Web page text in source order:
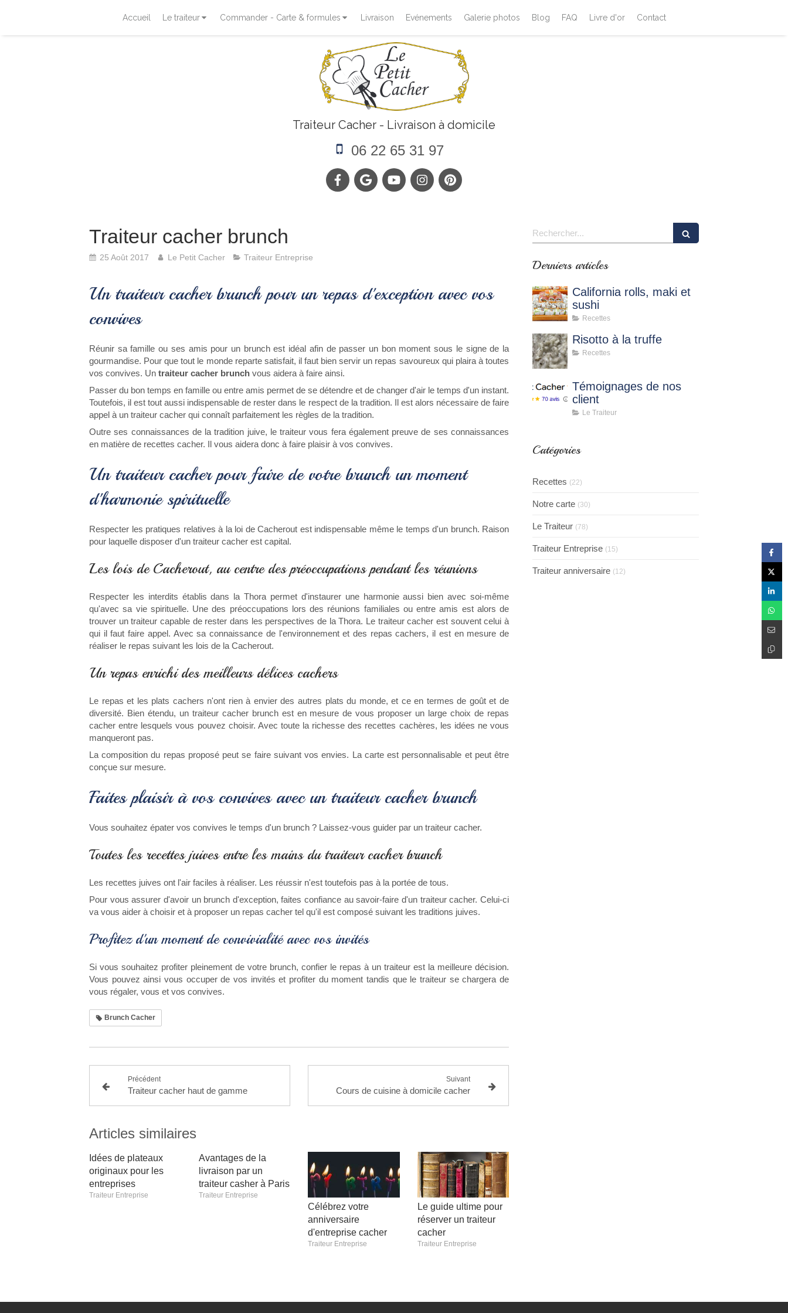
Accueil Le traiteur Commander - Carte & formules Livraison Evénements Galerie photos Blog FAQ Livre d'or Contact
Traiteur Cacher - Livraison à domicile
06 22 65 31 97
Traiteur cacher brunch
25 Août 2017 Le Petit Cacher Traiteur Entreprise
Un traiteur cacher brunch pour un repas d'exception avec vos
convives
Réunir sa famille ou ses amis pour un brunch est idéal afin de passer un bon moment sous le signe de la
gourmandise. Pour que tout le monde reparte satisfait, il faut bien servir un repas savoureux qui plaira à toutes
vos convives. Un traiteur cacher brunch vous aidera à faire ainsi.
Passer du bon temps en famille ou entre amis permet de se détendre et de changer d'air le temps d'un instant.
Toutefois, il est tout aussi indispensable de rester dans le respect de la tradition. Il est alors nécessaire de faire
appel à un traiteur cacher qui connaît parfaitement les règles de la tradition.
Outre ses connaissances de la tradition juive, le traiteur vous fera également preuve de ses connaissances
en matière de recettes cacher. Il vous aidera donc à faire plaisir à vos convives.
Un traiteur cacher pour faire de votre brunch un moment
d'harmonie spirituelle
Respecter les pratiques relatives à la loi de Cacherout est indispensable même le temps d'un brunch. Raison
pour laquelle disposer d'un traiteur cacher est capital.
Les lois de Cacherout, au centre des préoccupations pendant les réunions
Respecter les interdits établis dans la Thora permet d'instaurer une harmonie aussi bien avec soi-même
qu'avec sa vie spirituelle. Une des préoccupations lors des réunions familiales ou entre amis est alors de
trouver un traiteur capable de rester dans les perspectives de la Thora. Le traiteur cacher est souvent celui à
qui il faut faire appel. Avec sa connaissance de l'environnement et des repas cachers, il est en mesure de
réaliser le repas suivant les lois de la Cacherout.
Un repas enrichi des meilleurs délices cachers
Le repas et les plats cachers n'ont rien à envier des autres plats du monde, et ce en termes de goût et de
diversité. Bien étendu, un traiteur cacher brunch est en mesure de vous proposer un large choix de repas
cacher entre lesquels vous pouvez choisir. Avec toute la richesse des recettes cachères, les idées ne vous
manqueront pas.
La composition du repas proposé peut se faire suivant vos envies. La carte est personnalisable et peut être
conçue sur mesure.
Faites plaisir à vos convives avec un traiteur cacher brunch
Vous souhaitez épater vos convives le temps d'un brunch ? Laissez-vous guider par un traiteur cacher.
Toutes les recettes juives entre les mains du traiteur cacher brunch
Les recettes juives ont l'air faciles à réaliser. Les réussir n'est toutefois pas à la portée de tous.
Pour vous assurer d'avoir un brunch d'exception, faites confiance au savoir-faire d'un traiteur cacher. Celui-ci
va vous aider à choisir et à proposer un repas cacher tel qu'il est composé suivant les traditions juives.
Profitez d'un moment de convivialité avec vos invités
Si vous souhaitez profiter pleinement de votre brunch, confier le repas à un traiteur est la meilleure décision.
Vous pouvez ainsi vous occuper de vos invités et profiter du moment tandis que le traiteur se chargera de
vous régaler, vous et vos convives.
Brunch Cacher
Précédent
Traiteur cacher haut de gamme
Suivant
Cours de cuisine à domicile cacher
Articles similaires
Idées de plateaux
originaux pour les
entreprises
Traiteur Entreprise
Avantages de la
livraison par un
traiteur casher à Paris
Traiteur Entreprise
Célébrez votre
anniversaire
d'entreprise cacher
Traiteur Entreprise
Le guide ultime pour
réserver un traiteur
cacher
Traiteur Entreprise
Rechercher
Derniers articles
California rolls, maki et
sushi
Recettes
Risotto à la truffe
Recettes
Témoignages de nos
client
Le Traiteur
Catégories
Recettes (22)
Notre carte (30)
Le Traiteur (78)
Traiteur Entreprise (15)
Traiteur anniversaire (12)